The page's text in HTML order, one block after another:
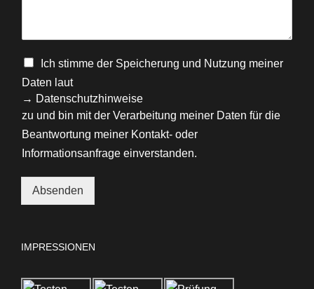
Ich stimme der Speicherung und Nutzung meiner
Daten laut
→ Datenschutzhinweise
zu und bin mit der Verarbeitung meiner Daten für die
Beantwortung meiner Kontakt- oder
Informationsanfrage einverstanden.
Absenden
IMPRESSIONEN